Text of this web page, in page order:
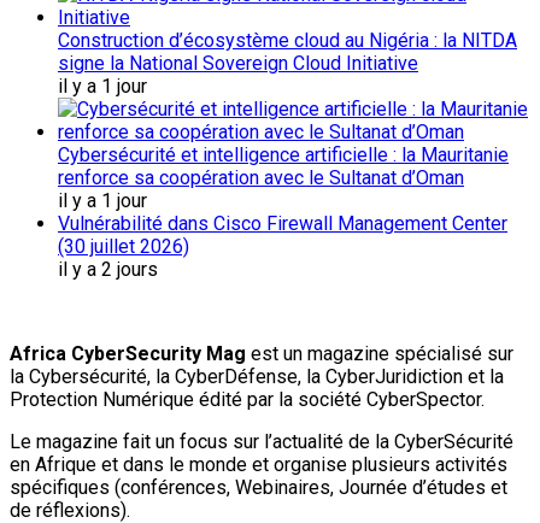
Construction d’écosystème cloud au Nigéria : la NITDA
signe la National Sovereign Cloud Initiative
il y a 1 jour
Cybersécurité et intelligence artificielle : la Mauritanie
renforce sa coopération avec le Sultanat d’Oman
il y a 1 jour
Vulnérabilité dans Cisco Firewall Management Center
(30 juillet 2026)
il y a 2 jours
Africa CyberSecurity Mag est un magazine spécialisé sur
la Cybersécurité, la CyberDéfense, la CyberJuridiction et la
Protection Numérique édité par la société CyberSpector.
Le magazine fait un focus sur l’actualité de la CyberSécurité
en Afrique et dans le monde et organise plusieurs activités
spécifiques (conférences, Webinaires, Journée d’études et
de réflexions).